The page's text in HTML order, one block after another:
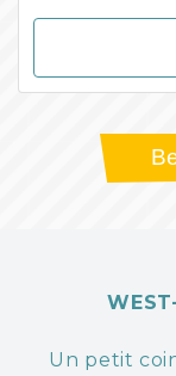
Un petit